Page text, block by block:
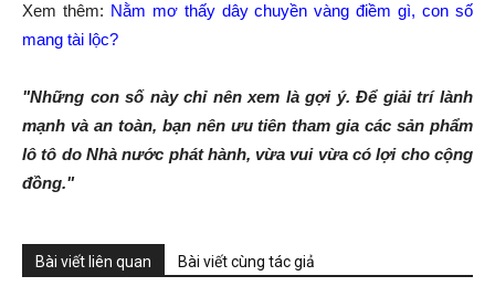
Xem thêm: Nằm mơ thấy dây chuyền vàng điềm gì, con số
mang tài lộc?
"Những con số này chỉ nên xem là gợi ý. Để giải trí lành
mạnh và an toàn, bạn nên ưu tiên tham gia các sản phẩm
lô tô do Nhà nước phát hành, vừa vui vừa có lợi cho cộng
đồng."
Bài viết liên quan Bài viết cùng tác giả